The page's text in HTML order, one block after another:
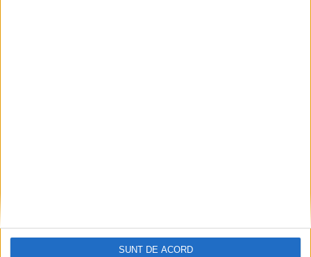
SUNT DE ACORD